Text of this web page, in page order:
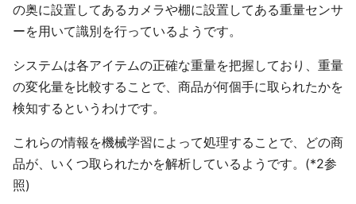
の奥に設置してあるカメラや棚に設置してある重量センサ
ーを用いて識別を行っているようです。
システムは各アイテムの正確な重量を把握しており、重量
の変化量を比較することで、商品が何個手に取られたかを
検知するというわけです。
これらの情報を機械学習によって処理することで、どの商
品が、いくつ取られたかを解析しているようです。(*2参
照)